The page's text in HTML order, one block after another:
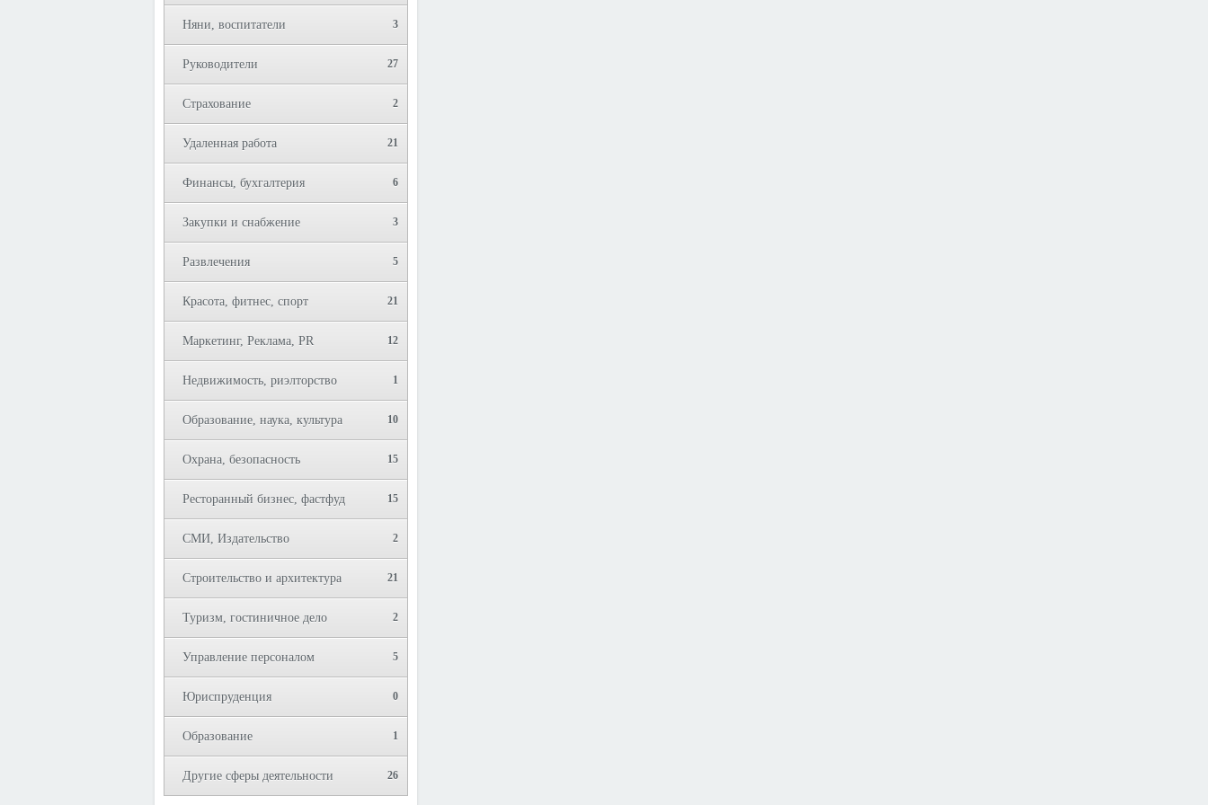
Няни, воспитатели 3
Руководители 27
Страхование 2
Удаленная работа 21
Финансы, бухгалтерия 6
Закупки и снабжение 3
Развлечения 5
Красота, фитнес, спорт 21
Маркетинг, Реклама, PR 12
Недвижимость, риэлторство 1
Образование, наука, культура 10
Охрана, безопасность 15
Ресторанный бизнес, фастфуд 15
СМИ, Издательство 2
Строительство и архитектура 21
Туризм, гостиничное дело 2
Управление персоналом 5
Юриспруденция 0
Образование 1
Другие сферы деятельности 26